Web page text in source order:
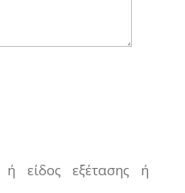
ή είδος εξέτασης ή